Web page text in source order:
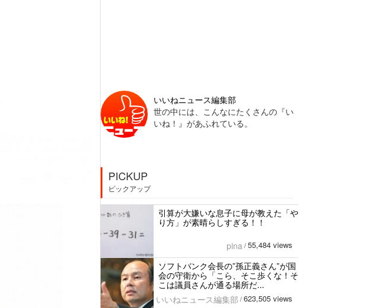
いいねニュース編集部
世の中には、こんなにたくさんの『い
いね！』があふれている。
PICKUP
ピックアップ
引算が大嫌いな息子に母が教えた「や
り方」が素晴らしすぎる！！
pina / 55,484 views
ソフトバンク会長の”孫正義さん”が国
会の守衛から「こら、そこ歩くな！そ
こは議員さんが通る場所だ...
いいねニュース編集部 / 623,505 views